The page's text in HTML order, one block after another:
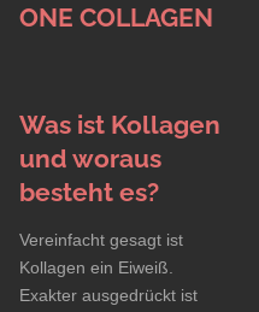
ONE COLLAGEN
Was ist Kollagen
und woraus
besteht es?
Vereinfacht gesagt ist
Kollagen ein Eiweiß.
Exakter ausgedrückt ist